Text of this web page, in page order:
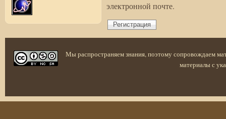
электронной почте.
Мы распространяем знания, поэтому сопровождаем
материалы с